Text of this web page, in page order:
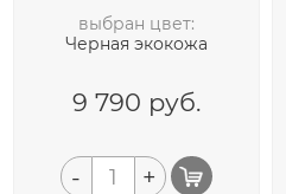
выбран цвет:
Черная экокожа
9 790 руб.
- +